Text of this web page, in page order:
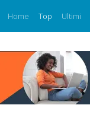
Home Top Ultimi